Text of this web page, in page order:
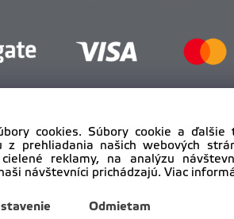
© 2012 - 2025 pro-body.sk, All rights
cookies. Súbory cookie a ďalšie
z prehliadania našich webových
reklamy, na analýzu
návštevníci prichádzajú. Viac
Odmietam